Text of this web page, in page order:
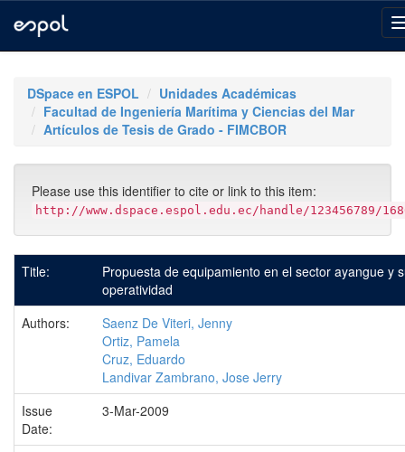
navigationDSpace en ESPOL
Unidades Académicas
Facultad de Ingeniería Marítima y Ciencias del Mar
Artículos de Tesis de Grado - FIMCBOR
Please use this identifier to cite or link to this item:
http://www.dspace.espol.edu.ec/handle/123456789/
Title:
Propuesta de equipamiento en el sector ayangue y
operatividad
Authors:
Saenz De Viteri, Jenny
Ortiz, Pamela
Cruz, Eduardo
Landivar Zambrano, Jose Jerry
Issue
Date:
3-Mar-2009